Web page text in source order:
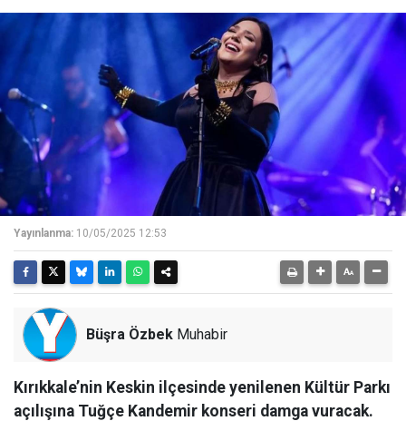
Yayınlanma: 10/05/2025 12:53
Büşra Özbek Muhabir
Kırıkkale’nin Keskin ilçesinde yenilenen Kültür Parkı
açılışına Tuğçe Kandemir konseri damga vuracak.